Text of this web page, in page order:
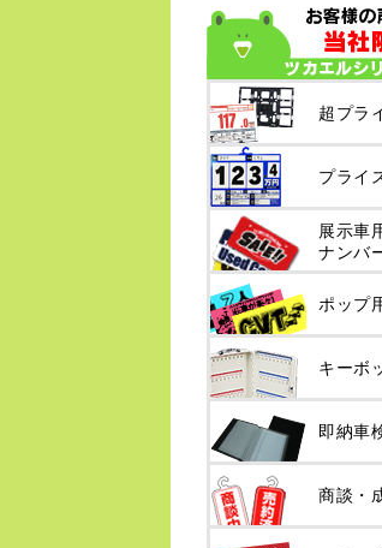
超プラ
プライ
展示車
ナンバ
ポップ
キーボ
即納車
商談・